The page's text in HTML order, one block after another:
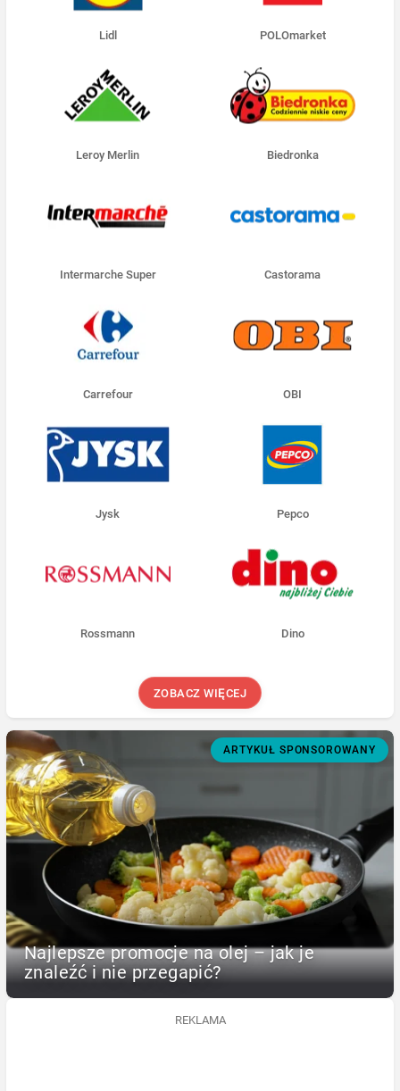
Lidl POLOmarket
Leroy Merlin Biedronka
Intermarche Super Castorama
Carrefour OBI
Jysk Pepco
Rossmann Dino
ZOBACZ WIĘCEJ
ARTYKUŁ SPONSOROWANY
Najlepsze promocje na olej – jak je
znaleźć i nie przegapić?
REKLAMA